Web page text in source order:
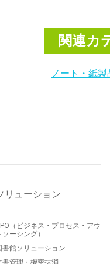
関連カ
ノート・紙製
リューション
（ビジネス・プロセス・アウ
ソーシング）
書館ソリューション
書管理・機密抹消